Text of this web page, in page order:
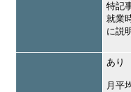
特記
就業
に説
あり
月平